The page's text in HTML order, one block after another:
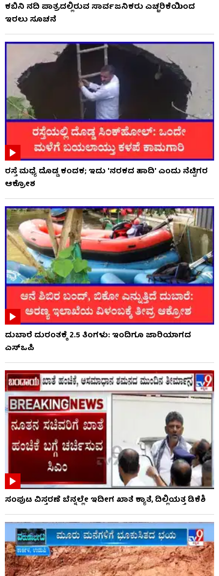
ಕಬಿನಿ ನದಿ ಪಾತ್ರದಲ್ಲಿರುವ ಸಾರ್ವಜನಿಕರು ಎಚ್ಚರಿಕೆಯಿಂದ
ಇರಲು ಸೂಚನೆ
ರಸ್ತೆ ಮಧ್ಯೆ ದೊಡ್ಡ ಕಂದಕ; ಇದು 'ನರಕದ ಹಾದಿ' ಎಂದು ನೆಟ್ಟಿಗರ
ಆಕ್ರೋಶ
ದುಬಾರೆ ದುರಂತಕ್ಕೆ 2.5 ತಿಂಗಳು: ಇಂದಿಗೂ ಜಾರಿಯಾಗದ
ಎಸ್‌ಒಪಿ
ಸಂಪುಟ ವಿಸ್ತರಣೆ ಬೆನ್ನಲ್ಲೇ ಇದೀಗ ಖಾತೆ ಕ್ಯಾತೆ, ದಿಲ್ಲಿಯತ್ತ ಡಿಕೆಶಿ